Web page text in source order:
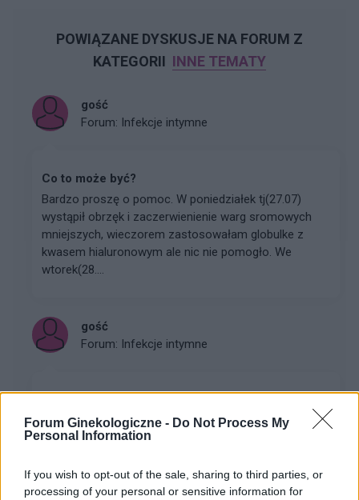
Forum Ginekologiczne - Do Not Process My
Personal Information
If you wish to opt-out of the sale, sharing to third parties, or
processing of your personal or sensitive information for
POWIĄZANE DYSKUSJE NA FORUM Z
KATEGORII INNE TEMATY
gość
Forum: Infekcje intymne
Co to może być?
Bardzo proszę o pomoc. W poniedziałek tj(27.07)
wystąpił obrzęk i zaczerwienienie warg sromowych
mniejszych, wieczorem zastosowałam globulke z
kwasem hialuronowym ale nic nie pomogło. We
wtorek(28....
gość
Forum: Infekcje intymne
Hej, jestem w ostatnim dniu owulacji. Za 13 dni okres.
Dziś strasznie podrażniłam sobie chodząc okolice
opuchnięte wejście do pochwy i takie otarci...